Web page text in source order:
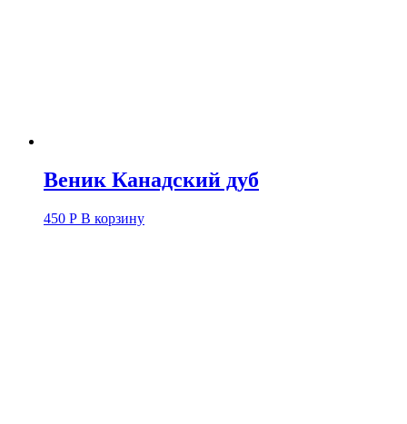
Веник Канадский дуб
450 Р В корзину